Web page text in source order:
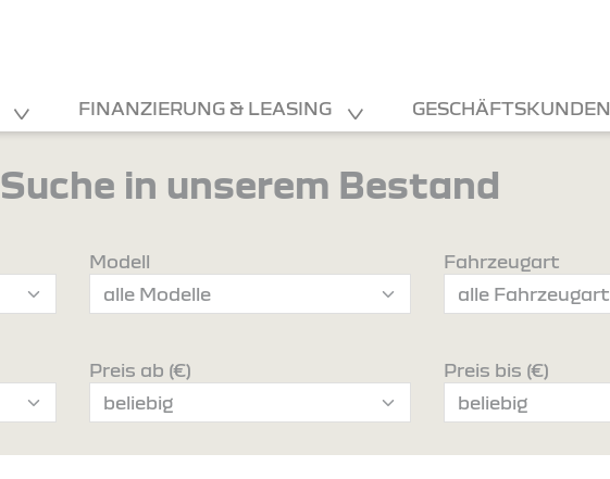
FINANZIERUNG & LEASING GESCHÄFTSKUNDEN
Suche in unserem Bestand
Modell Fahrzeugart
Preis ab (€) Preis bis (€)